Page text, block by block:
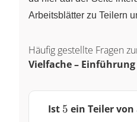
Arbeitsblätter zu Teilern
Häufig gestellte Fragen
Vielfache – Einführung
Ist 5
5 ein Teiler von